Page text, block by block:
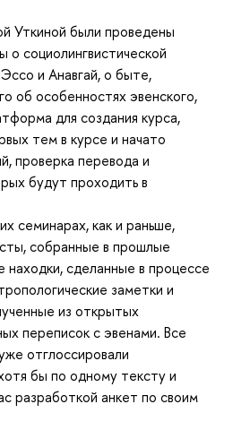
Уткиной были проведены
о социолингвистической
и Анавгай, о быте,
об особенностях эвенского,
для создания курса,
тем в курсе и начато
проверка перевода и
будут проходить в
семинарах, как и раньше,
собранные в прошлые
находки, сделанные в процессе
заметки и
из открытых
переписок с эвенами. Все
отглоссировали
бы по одному тексту и
разработкой анкет по своим